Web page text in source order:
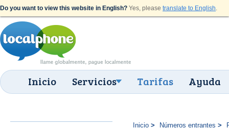
Do you want to view this website in English? Yes, please translate to English.
Inicio Servicios Tarifas Ayuda
Inicio Números entrantes